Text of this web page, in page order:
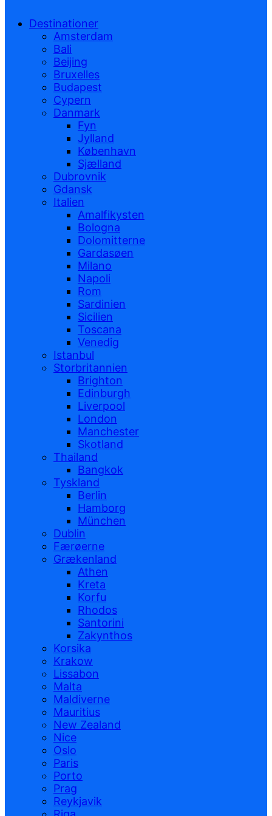
Destinationer
Amsterdam
Bali
Beijing
Bruxelles
Budapest
Cypern
Danmark
Fyn
Jylland
København
Sjælland
Dubrovnik
Gdansk
Italien
Amalfikysten
Bologna
Dolomitterne
Gardasøen
Milano
Napoli
Rom
Sardinien
Sicilien
Toscana
Venedig
Istanbul
Storbritannien
Brighton
Edinburgh
Liverpool
London
Manchester
Skotland
Thailand
Bangkok
Tyskland
Berlin
Hamborg
München
Dublin
Færøerne
Grækenland
Athen
Kreta
Korfu
Rhodos
Santorini
Zakynthos
Korsika
Krakow
Lissabon
Malta
Maldiverne
Mauritius
New Zealand
Nice
Oslo
Paris
Porto
Prag
Reykjavik